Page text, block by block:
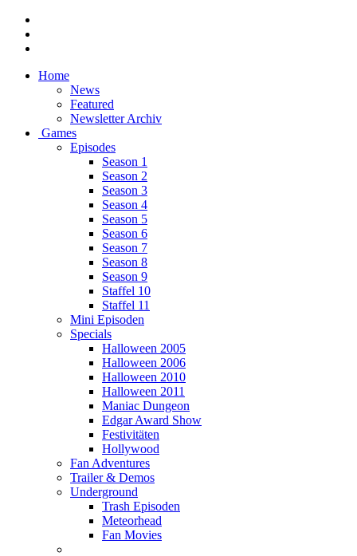
Home
News
Featured
Newsletter Archiv
Games
Episodes
Season 1
Season 2
Season 3
Season 4
Season 5
Season 6
Season 7
Season 8
Season 9
Staffel 10
Staffel 11
Mini Episoden
Specials
Halloween 2005
Halloween 2006
Halloween 2010
Halloween 2011
Maniac Dungeon
Edgar Award Show
Festivitäten
Hollywood
Fan Adventures
Trailer & Demos
Underground
Trash Episoden
Meteorhead
Fan Movies